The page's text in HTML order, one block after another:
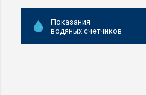
Показания
водяных счетчиков